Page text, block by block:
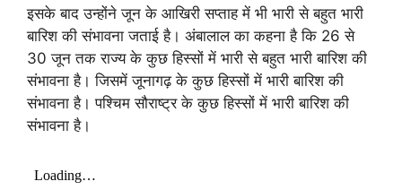
इसके बाद उन्होंने जून के आखिरी सप्ताह में भी भारी से बहुत भारी
बारिश की संभावना जताई है। अंबालाल का कहना है कि 26 से
30 जून तक राज्य के कुछ हिस्सों में भारी से बहुत भारी बारिश की
संभावना है। जिसमें जूनागढ़ के कुछ हिस्सों में भारी बारिश की
संभावना है। पश्चिम सौराष्ट्र के कुछ हिस्सों में भारी बारिश की
संभावना है।